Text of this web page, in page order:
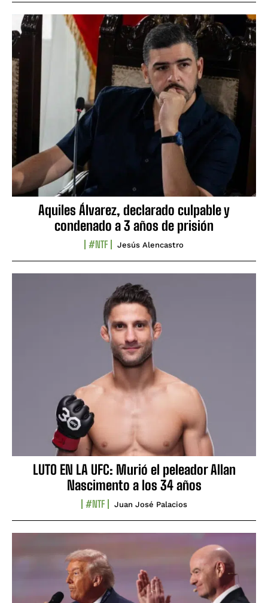
Aquiles Álvarez, declarado culpable y
condenado a 3 años de prisión
#NTF Jesús Alencastro
LUTO EN LA UFC: Murió el peleador Allan
Nascimento a los 34 años
#NTF Juan José Palacios